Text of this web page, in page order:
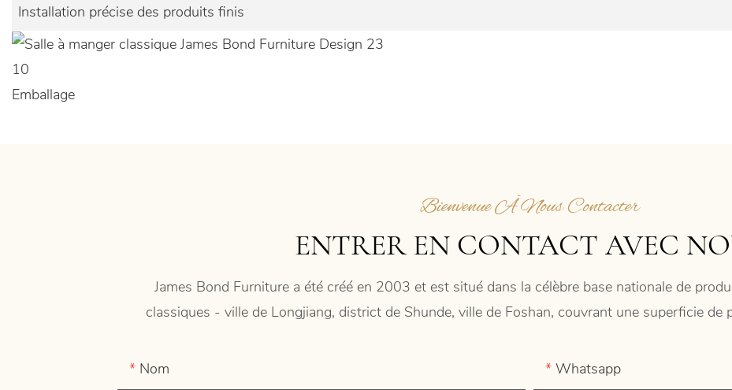
Installation précise des produits finis
10
Emballage
Bienvenue À Nous Contacter
ENTRER EN CONTACT AVEC
James Bond Furniture a été créé en 2003 et est situé dans la célèbre base nationale de
classiques - ville de Longjiang, district de Shunde, ville de Foshan, couvrant une superficie
Nom Whatsapp